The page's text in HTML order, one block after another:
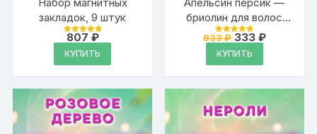
закладок, 9 штук
Оценка
из 5
807 ₽
КУПИТЬ
бриолин для волос
Аурасо средней
фиксации
Оценка
из 5
933₽ Первоначальная
цена
составляла
933 ₽.
333 ₽Текущая
КУПИТЬ